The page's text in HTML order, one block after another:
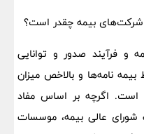
شرکت‌های بیمه چقدر است؟
و فرآیند صدور و توانایی
نامه‌ها و بالاخص میزان
است. اگرچه بر اساس مفاد
نامه شماره ۶۸ مصوب شورای عالی بیمه، موسسات